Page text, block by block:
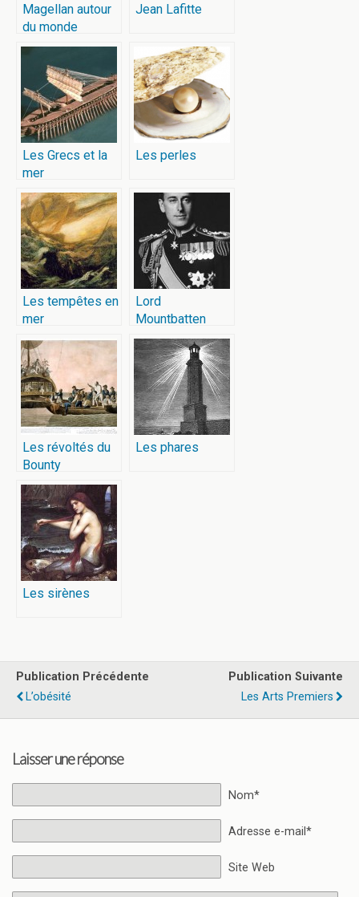
Magellan autour
du monde
Jean Lafitte
Les Grecs et la
mer
Les perles
Les tempêtes en
mer
Lord
Mountbatten
Les révoltés du
Bounty
Les phares
Les sirènes
Publication Précédente
L’obésité
Publication Suivante
Les Arts Premiers
Laisser une réponse
Nom*
Adresse e-mail*
Site Web